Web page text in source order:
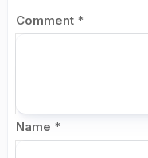
Comment *
Name *